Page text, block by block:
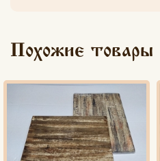
Похожие товары